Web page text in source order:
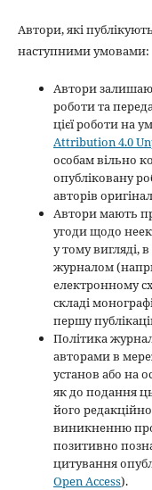
Автори, які
наступними умовами:
Автори
роботи та
цієї роботи на
Attribution 4.0
особам вільно
опубліковану
авторів
Автори мають
угоди щодо
у тому вигляді,
журналом
електронному
складі
першу
Політика
авторами в
установ або на
як до подання
його
виникненню
позитивно
цитування
Open Access).